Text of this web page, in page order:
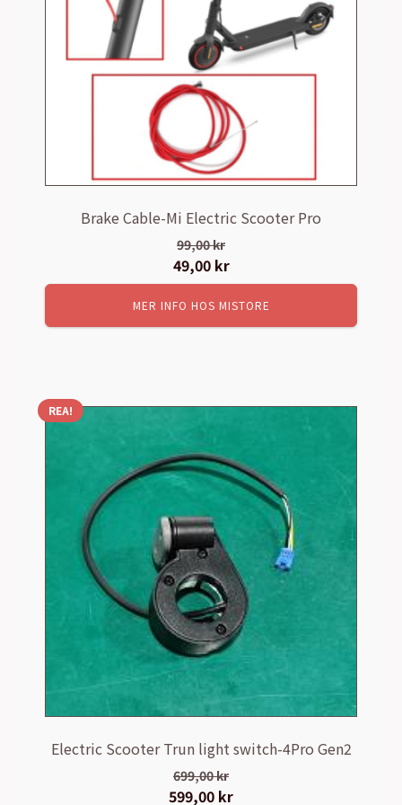
Brake Cable-Mi Electric Scooter Pro
99,00kr
Det
ursprungliga
priset
var:
49,00 krDet
nuvarande
priset
är:
MER INFO HOS MISTORE
REA!
Electric Scooter Trun light switch-4Pro Gen2
699,00kr
Det
599,00 kr